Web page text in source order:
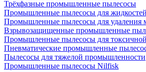
Трёхфазные промышленные пылесосы
Промышленные пылесосы для жидкостей
Промышленные пылесосы для удаления
Взрывозащищенные промышленные
Промышленные пылесосы для
Пневматические промышленные
Пылесосы для тяжелой промышленности
Промышленные пылесосы Nilfisk